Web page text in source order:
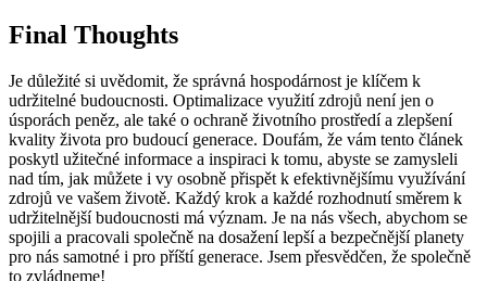
Final Thoughts
Je důležité si uvědomit, že správná hospodárnost je klíčem k
udržitelné budoucnosti. Optimalizace využití zdrojů není jen o
úsporách peněz, ale také o ochraně životního prostředí a zlepšení
kvality života pro budoucí generace. Doufám, že vám tento článek
poskytl užitečné informace a inspiraci k tomu, abyste se zamysleli
nad tím, jak můžete i vy osobně přispět k efektivnějšímu využívání
zdrojů ve vašem životě. Každý krok a každé rozhodnutí směrem k
udržitelnější budoucnosti má význam. Je na nás všech, abychom se
spojili a pracovali společně na dosažení lepší a bezpečnější planety
pro nás samotné i pro příští generace. Jsem přesvědčen, že společně
to zvládneme!